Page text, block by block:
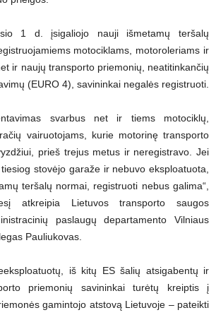
1 d. įsigaliojo nauji išmetamų teršalų
motociklams, motoroleriams ir
ir naujų transporto priemonių, neatitinkančių
(EURO 4), savininkai negalės registruoti.
svarbus net ir tiems motociklų,
vairuotojams, kurie motorinę transporto
prieš trejus metus ir neregistravo. Jei
stovėjo garaže ir nebuvo eksploatuota,
teršalų normai, registruoti nebus galima“,
atkreipia Lietuvos transporto saugos
paslaugų departamento Vilniaus
Pauliukovas.
iš kitų ES šalių atsigabentų ir
priemonių savininkai turėtų kreiptis į
gamintojo atstovą Lietuvoje – pateikti